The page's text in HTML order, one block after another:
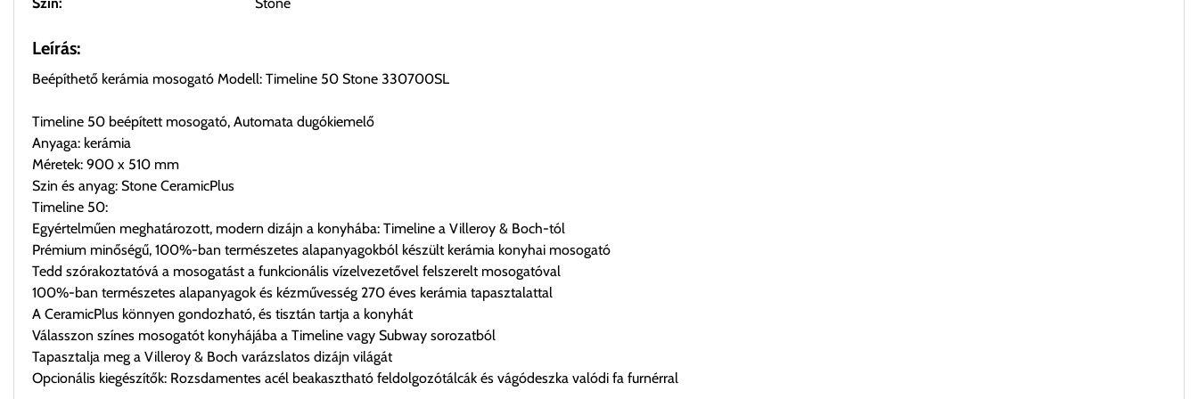
Leírás:
Beépíthető kerámia mosogató Modell: Timeline 50 Stone 330700SL
Timeline 50 beépített mosogató, Automata dugókiemelő
Anyaga: kerámia
Méretek: 900 x 510 mm
Szin és anyag: Stone CeramicPlus
Timeline 50:
Egyértelműen meghatározott, modern dizájn a konyhába: Timeline a Villeroy & Boch-tól
Prémium minőségű, 100%-ban természetes alapanyagokból készült kerámia konyhai mosogató
Tedd szórakoztatóvá a mosogatást a funkcionális vízelvezetővel felszerelt mosogatóval
100%-ban természetes alapanyagok és kézművesség 270 éves kerámia tapasztalattal
A CeramicPlus könnyen gondozható, és tisztán tartja a konyhát
Válasszon színes mosogatót konyhájába a Timeline vagy Subway sorozatból
Tapasztalja meg a Villeroy & Boch varázslatos dizájn világát
Opcionális kiegészítők: Rozsdamentes acél beakasztható feldolgozótálcák és vágódeszka valódi fa furnérral